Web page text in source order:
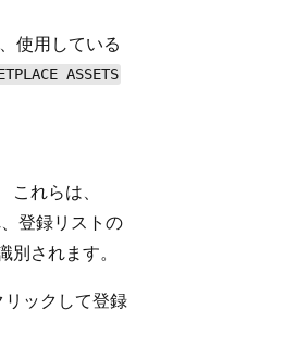
使用している
ASSETS
れらは、
登録リストの
別されます。
ックして登録